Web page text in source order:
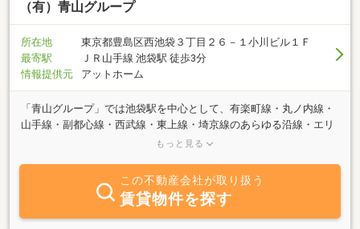
（有）青山グループ
所在地
東京都豊島区西池袋３丁目２６－１小川ビル１Ｆ
最寄駅
ＪＲ山手線 池袋駅 徒歩3分
情報提供元
アットホーム
「青山グループ」では池袋駅を中心として、有楽町線・丸ノ内線・
山手線・副都心線・西武線・東上線・埼京線のあらゆる沿線・エリ
アをご紹介しております。自社未公開物件多数取り揃えておりま
もっと見る
この不動産会社が取り扱う
賃貸物件を探す